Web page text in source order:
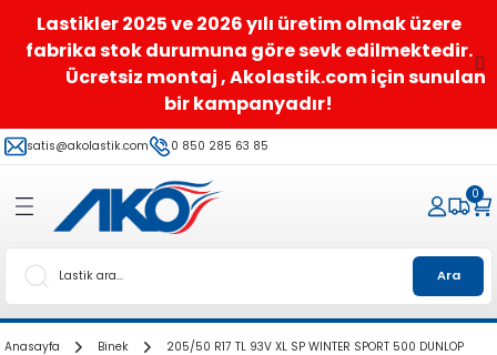
Lastikler 2025 ve 2026 yılı üretim olmak üzere
fabrika stok durumuna göre sevk edilmektedir.
Ücretsiz montaj , Akolastik.com için sunulan
bir kampanyadır!
satis@akolastik.com 0 850 285 63 85
Ara
0
Anasayfa Binek 205/50 R17 TL 93V XL SP WINTER SPORT 500 DUNLOP